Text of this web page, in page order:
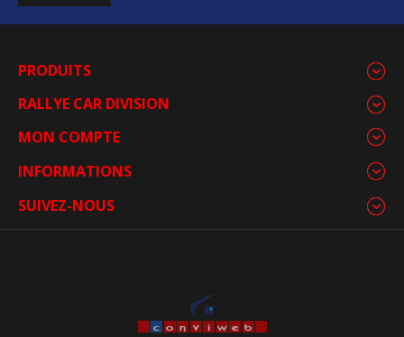
PRODUITS
RALLYE CAR DIVISION
MON COMPTE
INFORMATIONS
SUIVEZ-NOUS